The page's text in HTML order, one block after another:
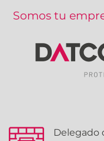
Somos tu
Delegado